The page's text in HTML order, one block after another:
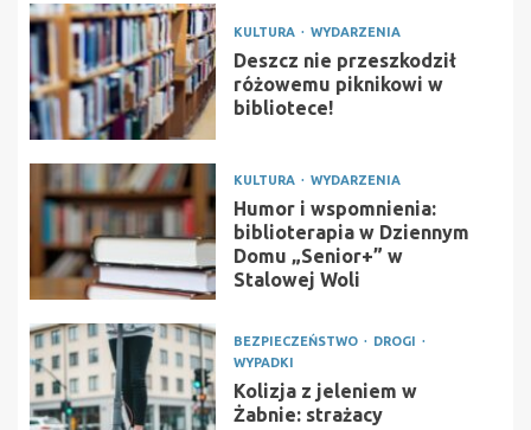
KULTURA WYDARZENIA
Deszcz nie przeszkodził
różowemu piknikowi w
bibliotece!
KULTURA WYDARZENIA
Humor i wspomnienia:
biblioterapia w Dziennym
Domu „Senior+” w
Stalowej Woli
BEZPIECZEŃSTWO
DROGI
WYPADKI
Kolizja z jeleniem w
Żabnie: strażacy